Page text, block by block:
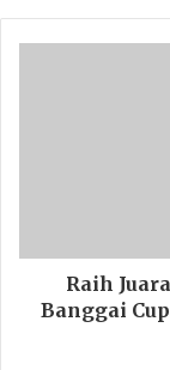
Raih
Banggai